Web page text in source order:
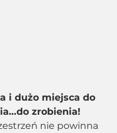
i dużo miejsca do
zrobienia!
nie powinna